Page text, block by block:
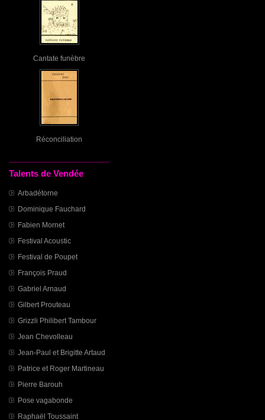
Cantate funèbre
Réconciliation
Talents de Vendée
Arbadétorne
Dominique Fauchard
Fabien Mornet
Festival Acoustic
Festival de Poupet
François Praud
Gabriel Arnaud
Gilbert Prouteau
Grizzli Philibert Tambour
Jean Chevolleau
Jean-Paul et Brigitte Artaud
Patrice et Roger Martineau
Pierre Barouh
Pose vagabonde
Raphaël Toussaint